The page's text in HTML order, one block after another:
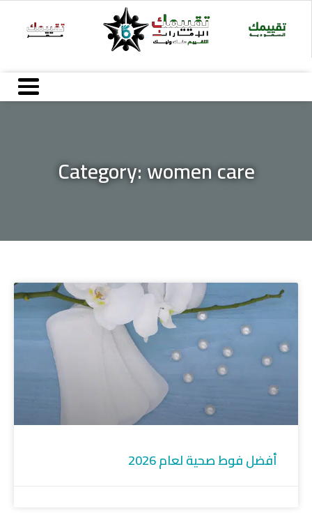
Skip
content
Category: women care
أفضل فوط صحية لعام 2026